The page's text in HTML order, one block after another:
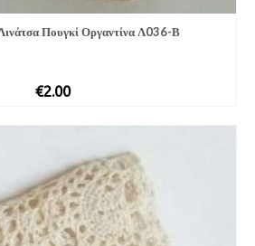
Πουγκί Οργαντίνα Λ036-Β
€2.00